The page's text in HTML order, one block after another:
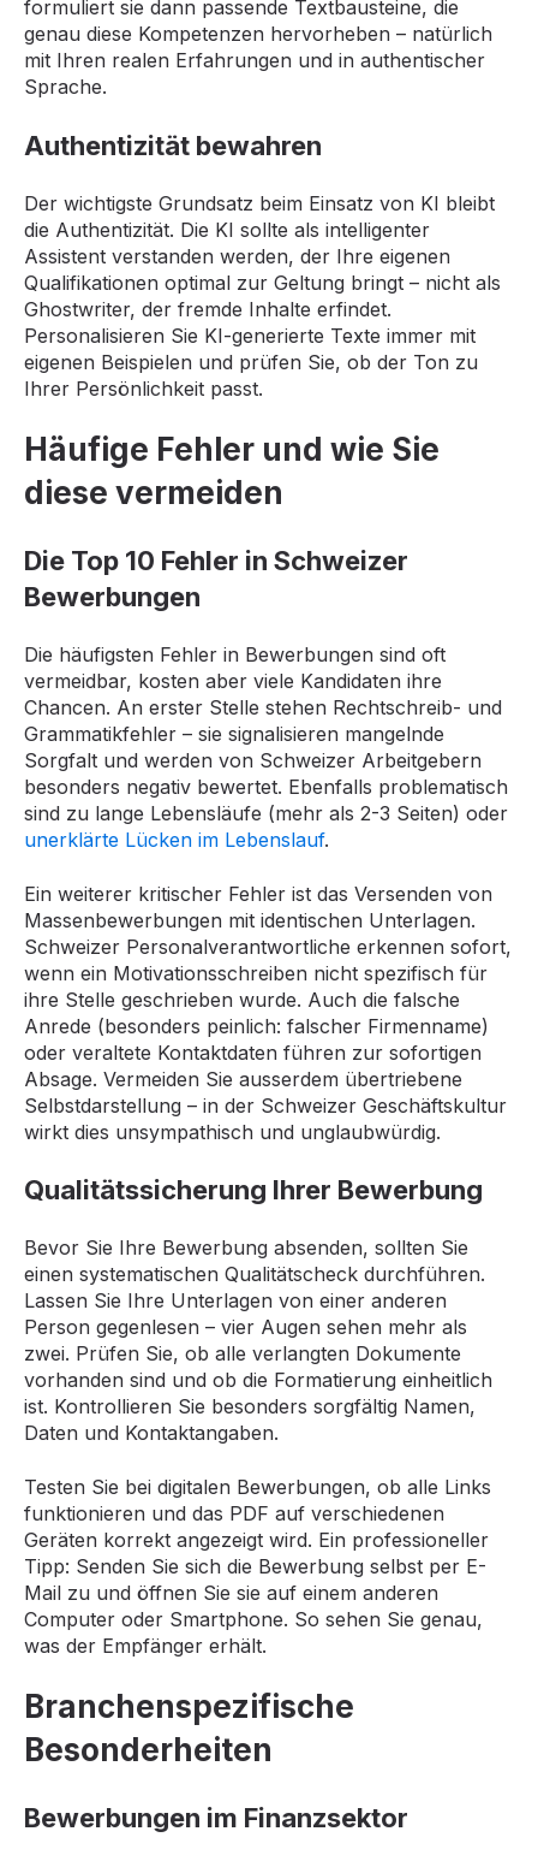
formuliert sie dann passende Textbausteine, die
genau diese Kompetenzen hervorheben – natürlich
mit Ihren realen Erfahrungen und in authentischer
Sprache.
Authentizität bewahren
Der wichtigste Grundsatz beim Einsatz von KI bleibt
die Authentizität. Die KI sollte als intelligenter
Assistent verstanden werden, der Ihre eigenen
Qualifikationen optimal zur Geltung bringt – nicht als
Ghostwriter, der fremde Inhalte erfindet.
Personalisieren Sie KI-generierte Texte immer mit
eigenen Beispielen und prüfen Sie, ob der Ton zu
Ihrer Persönlichkeit passt.
Häufige Fehler und wie Sie
diese vermeiden
Die Top 10 Fehler in Schweizer
Bewerbungen
Die häufigsten Fehler in Bewerbungen sind oft
vermeidbar, kosten aber viele Kandidaten ihre
Chancen. An erster Stelle stehen Rechtschreib- und
Grammatikfehler – sie signalisieren mangelnde
Sorgfalt und werden von Schweizer Arbeitgebern
besonders negativ bewertet. Ebenfalls problematisch
sind zu lange Lebensläufe (mehr als 2-3 Seiten) oder
unerklärte Lücken im Lebenslauf.
Ein weiterer kritischer Fehler ist das Versenden von
Massenbewerbungen mit identischen Unterlagen.
Schweizer Personalverantwortliche erkennen sofort,
wenn ein Motivationsschreiben nicht spezifisch für
ihre Stelle geschrieben wurde. Auch die falsche
Anrede (besonders peinlich: falscher Firmenname)
oder veraltete Kontaktdaten führen zur sofortigen
Absage. Vermeiden Sie ausserdem übertriebene
Selbstdarstellung – in der Schweizer Geschäftskultur
wirkt dies unsympathisch und unglaubwürdig.
Qualitätssicherung Ihrer Bewerbung
Bevor Sie Ihre Bewerbung absenden, sollten Sie
einen systematischen Qualitätscheck durchführen.
Lassen Sie Ihre Unterlagen von einer anderen
Person gegenlesen – vier Augen sehen mehr als
zwei. Prüfen Sie, ob alle verlangten Dokumente
vorhanden sind und ob die Formatierung einheitlich
ist. Kontrollieren Sie besonders sorgfältig Namen,
Daten und Kontaktangaben.
Testen Sie bei digitalen Bewerbungen, ob alle Links
funktionieren und das PDF auf verschiedenen
Geräten korrekt angezeigt wird. Ein professioneller
Tipp: Senden Sie sich die Bewerbung selbst per E-
Mail zu und öffnen Sie sie auf einem anderen
Computer oder Smartphone. So sehen Sie genau,
was der Empfänger erhält.
Branchenspezifische
Besonderheiten
Bewerbungen im Finanzsektor